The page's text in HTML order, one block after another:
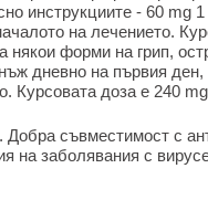
инструкциите - 60 mg
на лечението.
някои форми на грип,
дневно на първия
Курсовата доза е 240
Добра съвместимост с
на заболявания с